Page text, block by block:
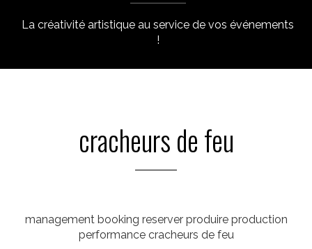
La créativité artistique au service de vos événements
!
cracheurs de feu
management booking reserver produire production
performance cracheurs de feu